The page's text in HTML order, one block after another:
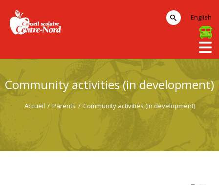
Community activities (in development)
Accueil / Parents / Community activities (in development)
English